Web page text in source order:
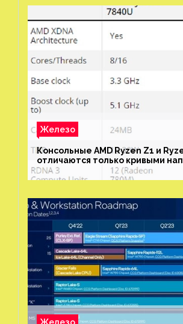
Железо
Консольные AMD Ryzen Z1 и
отличаются только кривыми
Железо